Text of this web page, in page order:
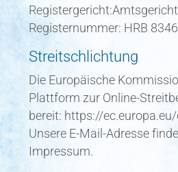
Registernummer: HRB
Streitschlichtung
Die Europäische
Plattform zur Online-
bereit: https://
Unsere E-Mail-Adresse
Impressum.